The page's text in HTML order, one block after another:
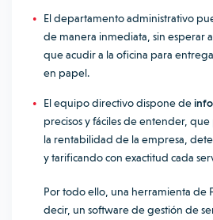
El departamento administrativo
de manera inmediata, sin esperar
que acudir a la oficina para
en papel.
El equipo directivo dispone de
precisos y fáciles de entender,
la rentabilidad de la empresa,
y tarificando con exactitud cada
Por todo ello, una herramienta de
decir, un software de gestión de